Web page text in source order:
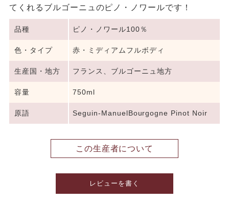
てくれるブルゴーニュのピノ・ノワールです！
品種 ピノ・ノワール100％
色・タイプ 赤・ミディアムフルボディ
生産国・地方 フランス、ブルゴーニュ地方
容量 750ml
原語 Seguin-ManuelBourgogne Pinot Noir
この生産者について
レビューを書く